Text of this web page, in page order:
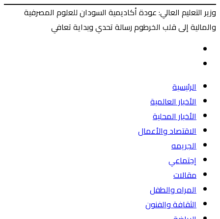
وزير التعليم العالي: عودة أكاديمية السودان للعلوم المصرفية
والمالية إلى قلب الخرطوم رسالة تحدي وبداية تعافي
الرئيسية
الأخبار العالمية
الأخبار المحلية
الاقتصاد والأعمال
الجريمه
إجتماعي
مقالات
المراه والطفل
الثقافة والفنون